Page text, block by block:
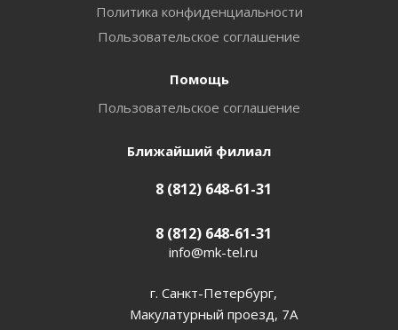
Политика конфиденциальности
Пользовательское соглашение
Помощь
Пользовательское соглашение
Ближайший филиал
8 (812) 648-61-31
8 (812) 648-61-31
info@mk-tel.ru
г. Санкт-Петербург,
Макулатурный проезд, 7А